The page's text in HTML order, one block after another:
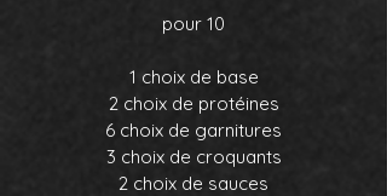
pour 10
1 choix de base
2 choix de protéines
6 choix de garnitures
3 choix de croquants
2 choix de sauces